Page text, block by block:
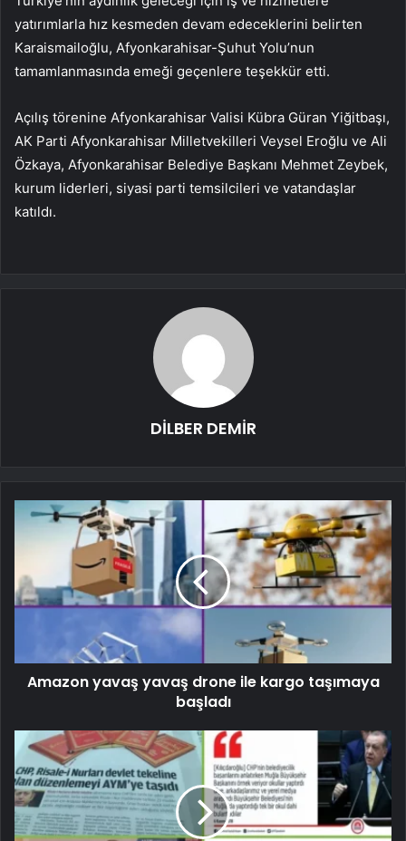
yatırımlarla hız kesmeden devam edeceklerini belirten
Karaismailoğlu, Afyonkarahisar-Şuhut Yolu’nun
tamamlanmasında emeği geçenlere teşekkür etti.
Açılış törenine Afyonkarahisar Valisi Kübra Güran Yiğitbaşı,
AK Parti Afyonkarahisar Milletvekilleri Veysel Eroğlu ve Ali
Özkaya, Afyonkarahisar Belediye Başkanı Mehmet Zeybek,
kurum liderleri, siyasi parti temsilcileri ve vatandaşlar
katıldı.
DİLBER DEMİR
Amazon yavaş yavaş drone ile kargo taşımaya
başladı